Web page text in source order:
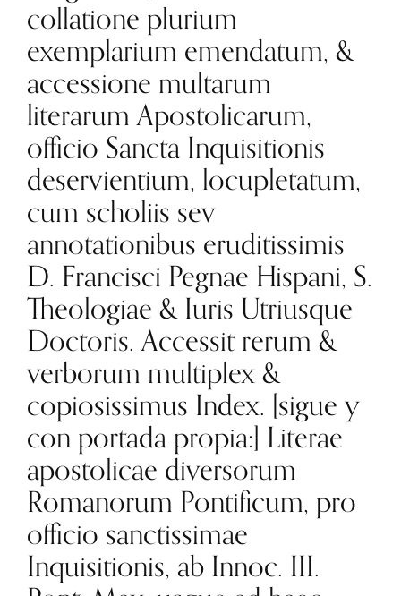
collatione plurium
exemplarium emendatum, &
accessione multarum
literarum Apostolicarum,
officio Sancta Inquisitionis
deservientium, locupletatum,
cum scholiis sev
annotationibus eruditissimis
D. Francisci Pegnae Hispani, S.
Theologiae & Iuris Utriusque
Doctoris. Accessit rerum &
verborum multiplex &
copiosissimus Index. [sigue y
con portada propia:] Literae
apostolicae diversorum
Romanorum Pontificum, pro
officio sanctissimae
Inquisitionis, ab Innoc. III.